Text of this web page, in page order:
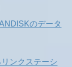
のデータ
ンクステーシ